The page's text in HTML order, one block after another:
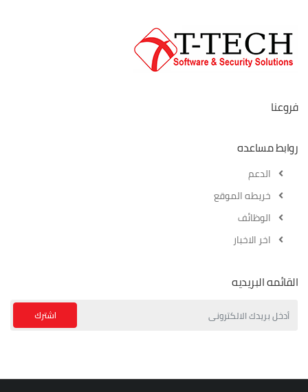
فروعنا
روابط مساعده
الدعم
خريطه الموقع
الوظائف
اخر الاخبار
القائمه البريديه
اشترك